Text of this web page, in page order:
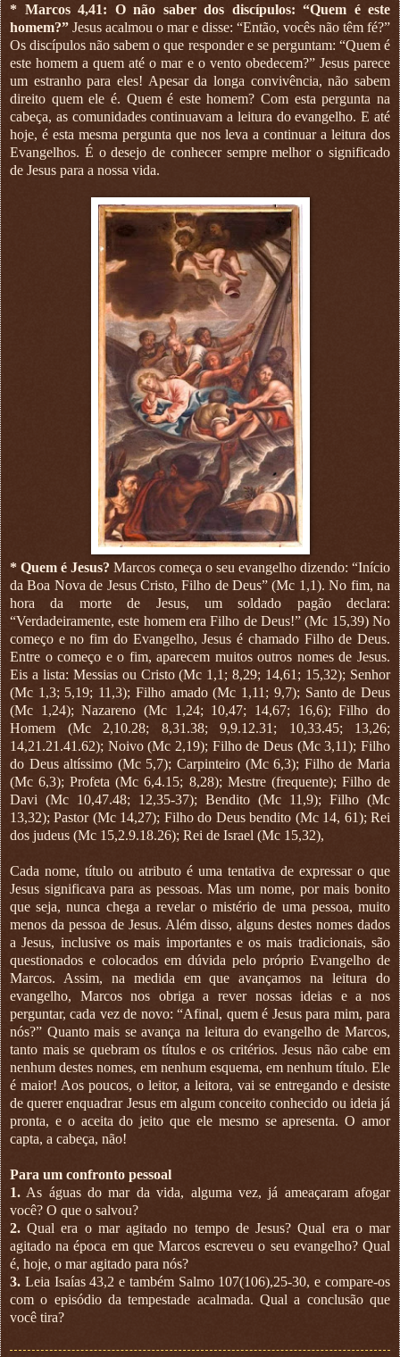
* Marcos 4,41: O não saber dos discípulos: “Quem é este
homem?” Jesus acalmou o mar e disse: “Então, vocês não têm fé?”
Os discípulos não sabem o que responder e se perguntam: “Quem é
este homem a quem até o mar e o vento obedecem?” Jesus parece
um estranho para eles! Apesar da longa convivência, não sabem
direito quem ele é. Quem é este homem? Com esta pergunta na
cabeça, as comunidades continuavam a leitura do evangelho. E até
hoje, é esta mesma pergunta que nos leva a continuar a leitura dos
Evangelhos. É o desejo de conhecer sempre melhor o significado
de Jesus para a nossa vida.
* Quem é Jesus? Marcos começa o seu evangelho dizendo: “Início
da Boa Nova de Jesus Cristo, Filho de Deus” (Mc 1,1). No fim, na
hora da morte de Jesus, um soldado pagão declara:
“Verdadeiramente, este homem era Filho de Deus!” (Mc 15,39) No
começo e no fim do Evangelho, Jesus é chamado Filho de Deus.
Entre o começo e o fim, aparecem muitos outros nomes de Jesus.
Eis a lista: Messias ou Cristo (Mc 1,1; 8,29; 14,61; 15,32); Senhor
(Mc 1,3; 5,19; 11,3); Filho amado (Mc 1,11; 9,7); Santo de Deus
(Mc 1,24); Nazareno (Mc 1,24; 10,47; 14,67; 16,6); Filho do
Homem (Mc 2,10.28; 8,31.38; 9,9.12.31; 10,33.45; 13,26;
14,21.21.41.62); Noivo (Mc 2,19); Filho de Deus (Mc 3,11); Filho
do Deus altíssimo (Mc 5,7); Carpinteiro (Mc 6,3); Filho de Maria
(Mc 6,3); Profeta (Mc 6,4.15; 8,28); Mestre (frequente); Filho de
Davi (Mc 10,47.48; 12,35-37); Bendito (Mc 11,9); Filho (Mc
13,32); Pastor (Mc 14,27); Filho do Deus bendito (Mc 14, 61); Rei
dos judeus (Mc 15,2.9.18.26); Rei de Israel (Mc 15,32),
Cada nome, título ou atributo é uma tentativa de expressar o que
Jesus significava para as pessoas. Mas um nome, por mais bonito
que seja, nunca chega a revelar o mistério de uma pessoa, muito
menos da pessoa de Jesus. Além disso, alguns destes nomes dados
a Jesus, inclusive os mais importantes e os mais tradicionais, são
questionados e colocados em dúvida pelo próprio Evangelho de
Marcos. Assim, na medida em que avançamos na leitura do
evangelho, Marcos nos obriga a rever nossas ideias e a nos
perguntar, cada vez de novo: “Afinal, quem é Jesus para mim, para
nós?” Quanto mais se avança na leitura do evangelho de Marcos,
tanto mais se quebram os títulos e os critérios. Jesus não cabe em
nenhum destes nomes, em nenhum esquema, em nenhum título. Ele
é maior! Aos poucos, o leitor, a leitora, vai se entregando e desiste
de querer enquadrar Jesus em algum conceito conhecido ou ideia já
pronta, e o aceita do jeito que ele mesmo se apresenta. O amor
capta, a cabeça, não!
Para um confronto pessoal
1. As águas do mar da vida, alguma vez, já ameaçaram afogar
você? O que o salvou?
2. Qual era o mar agitado no tempo de Jesus? Qual era o mar
agitado na época em que Marcos escreveu o seu evangelho? Qual
é, hoje, o mar agitado para nós?
3. Leia Isaías 43,2 e também Salmo 107(106),25-30, e compare-os
com o episódio da tempestade acalmada. Qual a conclusão que
você tira?